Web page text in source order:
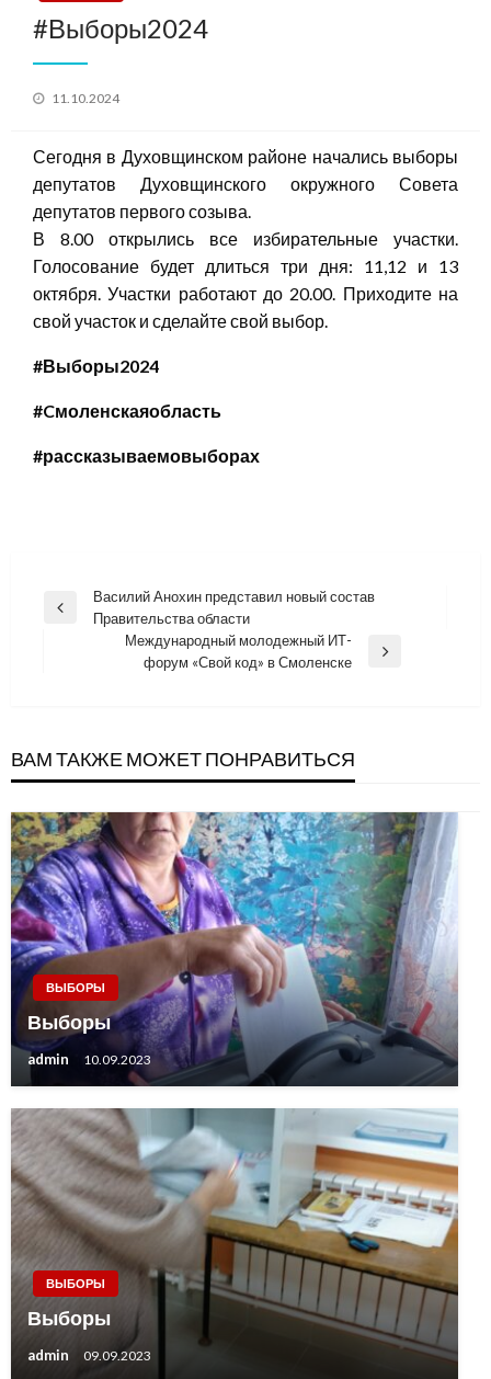
#Выборы2024
Posted
11.10.2024
Сегодня в Духовщинском районе начались выборы
депутатов Духовщинского окружного Совета
депутатов первого созыва.
В 8.00 открылись все избирательные участки.
Голосование будет длиться три дня: 11,12 и 13
октября. Участки работают до 20.00. Приходите на
свой участок и сделайте свой выбор.
#Выборы2024
#Cмоленскаяобласть
#рассказываемовыборах
Навигация
Previous
Василий Анохин представил новый состав
Правительства области
Международный молодежный ИТ-
форум «Свой код» в Смоленске
ВАМ ТАКЖЕ МОЖЕТ ПОНРАВИТЬСЯ
ВЫБОРЫ
Выборы
admin 10.09.2023
ВЫБОРЫ
Выборы
admin 09.09.2023